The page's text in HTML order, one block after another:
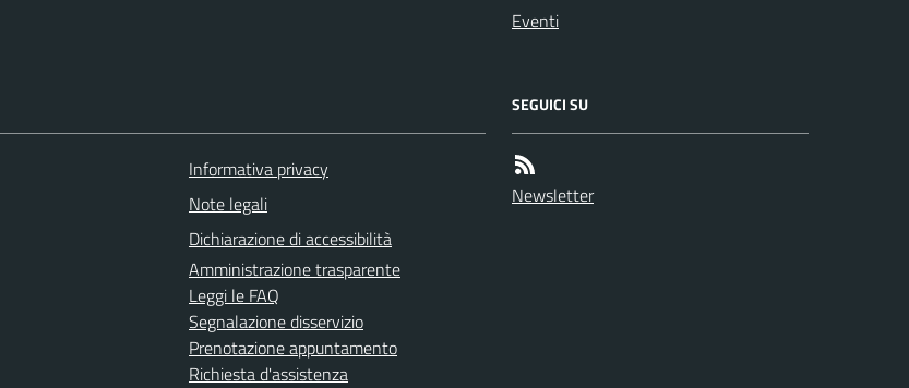
Eventi
Informativa privacy
Note legali
Dichiarazione di accessibilità
Amministrazione trasparente
Leggi le FAQ
Segnalazione disservizio
Prenotazione appuntamento
Richiesta d'assistenza
SEGUICI SU
Newsletter